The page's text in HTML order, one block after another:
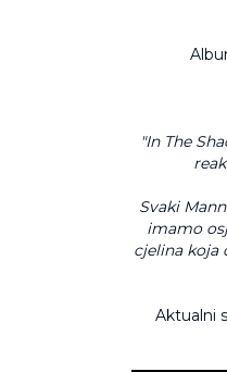
"In The
Svaki
imamo
cjelina koja
Aktualni